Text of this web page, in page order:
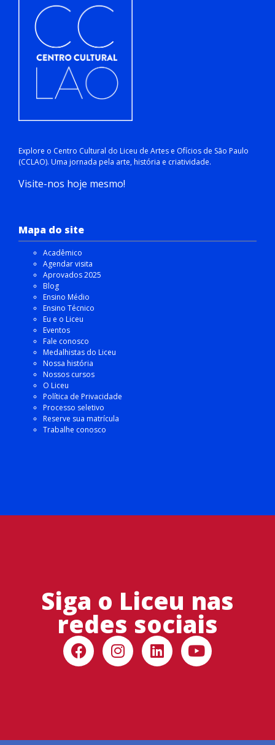
Explore o Centro Cultural do Liceu de Artes e Ofícios de São Paulo
(CCLAO). Uma jornada pela arte, história e criatividade.
Visite-nos hoje mesmo!
Mapa do site
Acadêmico
Agendar visita
Aprovados 2025
Blog
Ensino Médio
Ensino Técnico
Eu e o Liceu
Eventos
Fale conosco
Medalhistas do Liceu
Nossa história
Nossos cursos
O Liceu
Política de Privacidade
Processo seletivo
Reserve sua matrícula
Trabalhe conosco
Siga o Liceu nas
redes sociais